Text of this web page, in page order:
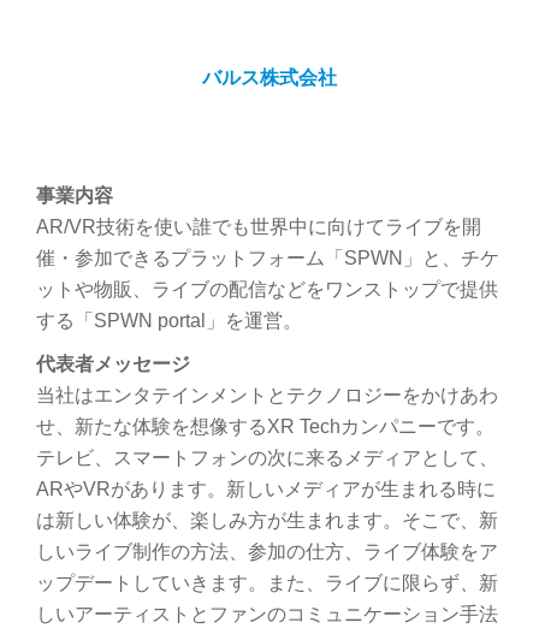
バルス株式会社
事業内容
AR/VR技術を使い誰でも世界中に向けてライブを開
催・参加できるプラットフォーム「SPWN」と、チケ
ットや物販、ライブの配信などをワンストップで提供
する「SPWN portal」を運営。
代表者メッセージ
当社はエンタテインメントとテクノロジーをかけあわ
せ、新たな体験を想像するXR Techカンパニーです。
テレビ、スマートフォンの次に来るメディアとして、
ARやVRがあります。新しいメディアが生まれる時に
は新しい体験が、楽しみ方が生まれます。そこで、新
しいライブ制作の方法、参加の仕方、ライブ体験をア
ップデートしていきます。また、ライブに限らず、新
しいアーティストとファンのコミュニケーション手法